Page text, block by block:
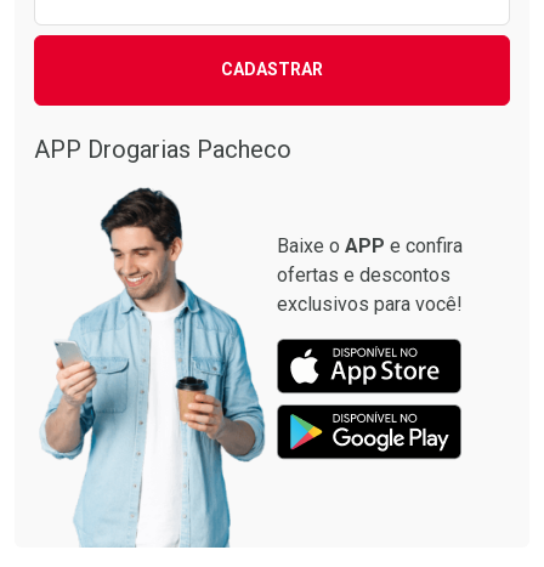
CADASTRAR
APP Drogarias Pacheco
Baixe o APP e confira
ofertas e descontos
exclusivos para você!